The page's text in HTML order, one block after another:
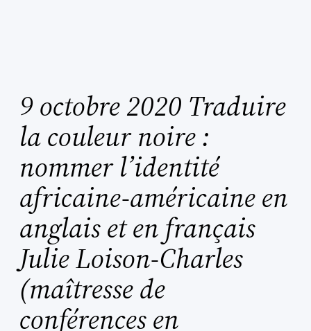
9 octobre 2020 Traduire
la couleur noire :
nommer l’identité
africaine-américaine en
anglais et en français
Julie Loison-Charles
(maîtresse de
conférences en